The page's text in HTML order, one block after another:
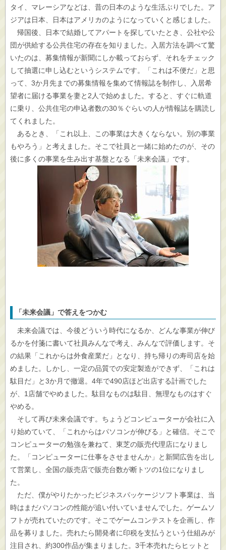
タイ、マレーシアなどは、昔の日本のような生活ぶりでした。ア
ジアは日本、日本はアメリカのようになっていくと感じました。
帰国後、日本で結婚してアパートを探していたとき、公社や公
団が供給する公共住宅の存在を知りました。入居方法を調べて驚
いたのは、募集情報が新聞にしか載っておらず、それをチェック
して抽選に申し込むというシステムです。「これは不便だ」と思
って、3か月先までの募集情報を集めて情報誌を制作し、入居希
望者に届ける事業を妻と2人で始めました。すると、すぐに軌道
に乗り、公共住宅の申込者数の30％ぐらいの人が情報誌を購読し
てくれました。
あるとき、「これ以上、この事業は大きくならない。別の事業
もやろう」と考えました。そこで社員と一緒に始めたのが、その
後に多くの事業を生み出す基盤となる「未来会議」です。
「未来会議」で答えをつかむ
未来会議では、今後どういう時代になるか、どんな事業が伸び
るかを付箋に書いて社員みんなで考え、みんなで評価します。そ
の結果「これからは外食産業だ」となり、持ち帰りの寿司店を始
めました。しかし、一定の品質での安定製造ができず、「これは
駄目だ」と3か月で撤退。4年で490店ほど出店する計画でした
が、1店舗でやめました。駄目なものは駄目、無理なものはすぐ
やめる。
そして再び未来会議です。ちょうどコンピューターが会社に入
り始めていて、「これからはパソコンが伸びる」と確信。そこで
コンピューターの勉強を兼ねて、東芝の販売代理店になりまし
た。「コンピューターに仕事をさせませんか」と新聞広告を出し
て営業し、全国の販売店で販売台数が断トツの1位になりまし
た。
ただ、僕がやりたかったビジネスパッケージソフト事業は、当
時はまだパソコンの性能が追い付いていませんでした。ゲームソ
フトが売れていたのです。そこでゲームコンテストを企画し、作
品を募りました。売れたら開発者に印税を支払うという仕組みが
注目され、約300作品が集まりました。3千本売れたらヒットと